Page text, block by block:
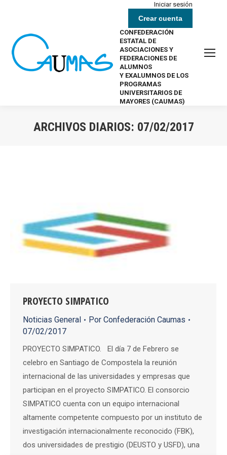
Iniciar sesión
Crear cuenta
CONFEDERACIÓN
ESTATAL DE
ASOCIACIONES Y
FEDERACIONES DE
ALUMNOS
Y EXALUMNOS DE LOS
PROGRAMAS
UNIVERSITARIOS DE
MAYORES (CAUMAS)
ARCHIVOS DIARIOS: 07/02/2017
PROYECTO SIMPATICO
Noticias General Por Confederación Caumas
07/02/2017
PROYECTO SIMPATICO. El día 7 de Febrero se
celebro en Santiago de Compostela la reunión
internacional de las universidades y empresas que
participan en el proyecto SIMPATICO. El consorcio
SIMPATICO cuenta con un equipo internacional
altamente competente compuesto por un instituto de
investigación internacionalmente reconocido (FBK),
dos universidades de prestigio (DEUSTO y USFD), una